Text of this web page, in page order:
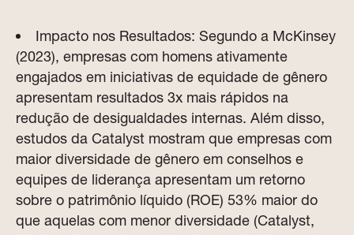
Impacto nos Resultados: Segundo a McKinsey
(2023), empresas com homens ativamente
engajados em iniciativas de equidade de gênero
apresentam resultados 3x mais rápidos na
redução de desigualdades internas. Além disso,
estudos da Catalyst mostram que empresas com
maior diversidade de gênero em conselhos e
equipes de liderança apresentam um retorno
sobre o patrimônio líquido (ROE) 53% maior do
que aquelas com menor diversidade (Catalyst,